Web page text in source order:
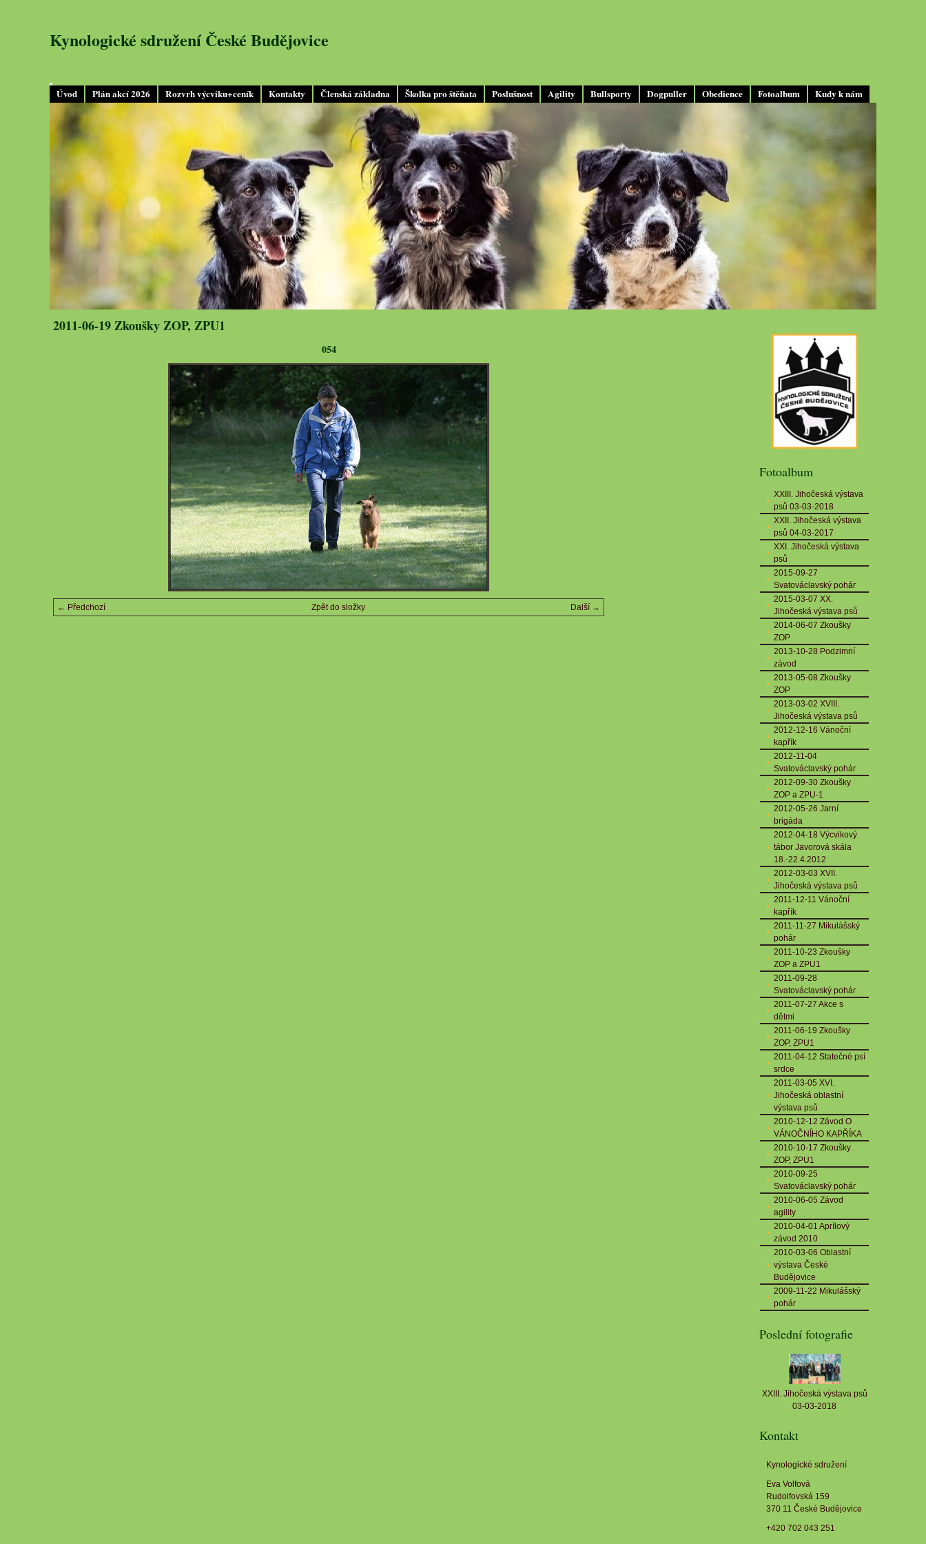
Úvod Plán akcí 2026 Rozvrh výcviku+ceník Kontakty Členská základna Školka pro štěňata Poslušnost Agility Bullsporty Dogpuller Obedience Fotoalbum Kudy k nám
Kynologické sdružení České Budějovice
2011-06-19 Zkoušky ZOP, ZPU1
054
← Předchozí Další →
Zpět do složky
Fotoalbum
XXIII. Jihočeská výstava
psů 03-03-2018
XXII. Jihočeská výstava
psů 04-03-2017
XXI. Jihočeská výstava
psů
2015-09-27
Svatováclavský pohár
2015-03-07 XX.
Jihočeská výstava psů
2014-06-07 Zkoušky
ZOP
2013-10-28 Podzimní
závod
2013-05-08 Zkoušky
ZOP
2013-03-02 XVIII.
Jihočeská výstava psů
2012-12-16 Vánoční
kapřík
2012-11-04
Svatováclavský pohár
2012-09-30 Zkoušky
ZOP a ZPU-1
2012-05-26 Jarní
brigáda
2012-04-18 Výcvikový
tábor Javorová skála
18.-22.4.2012
2012-03-03 XVII.
Jihočeská výstava psů
2011-12-11 Vánoční
kapřík
2011-11-27 Mikulášský
pohár
2011-10-23 Zkoušky
ZOP a ZPU1
2011-09-28
Svatováclavský pohár
2011-07-27 Akce s
dětmi
2011-06-19 Zkoušky
ZOP, ZPU1
2011-04-12 Statečné psí
srdce
2011-03-05 XVI.
Jihočeská oblastní
výstava psů
2010-12-12 Závod O
VÁNOČNÍHO KAPŘÍKA
2010-10-17 Zkoušky
ZOP, ZPU1
2010-09-25
Svatováclavský pohár
2010-06-05 Závod
agility
2010-04-01 Aprílový
závod 2010
2010-03-06 Oblastní
výstava České
Budějovice
2009-11-22 Mikulášský
pohár
Poslední fotografie
XXIII. Jihočeská výstava psů
03-03-2018
Kontakt
Kynologické sdružení
Eva Volfová
Rudolfovská 159
370 11 České Budějovice
+420 702 043 251